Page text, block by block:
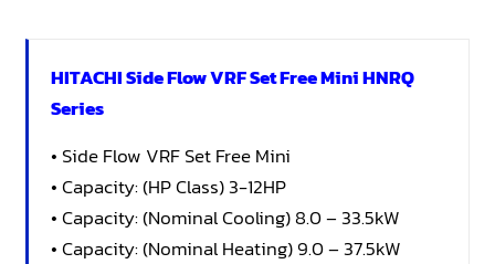
HITACHI Side Flow VRF Set Free Mini HNRQ
Series
• Side Flow VRF Set Free Mini
• Capacity: (HP Class) 3-12HP
• Capacity: (Nominal Cooling) 8.0 – 33.5kW
• Capacity: (Nominal Heating) 9.0 – 37.5kW